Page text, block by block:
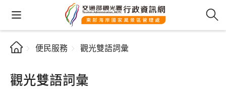
便民服務 觀光雙語詞彙
觀光雙語詞彙